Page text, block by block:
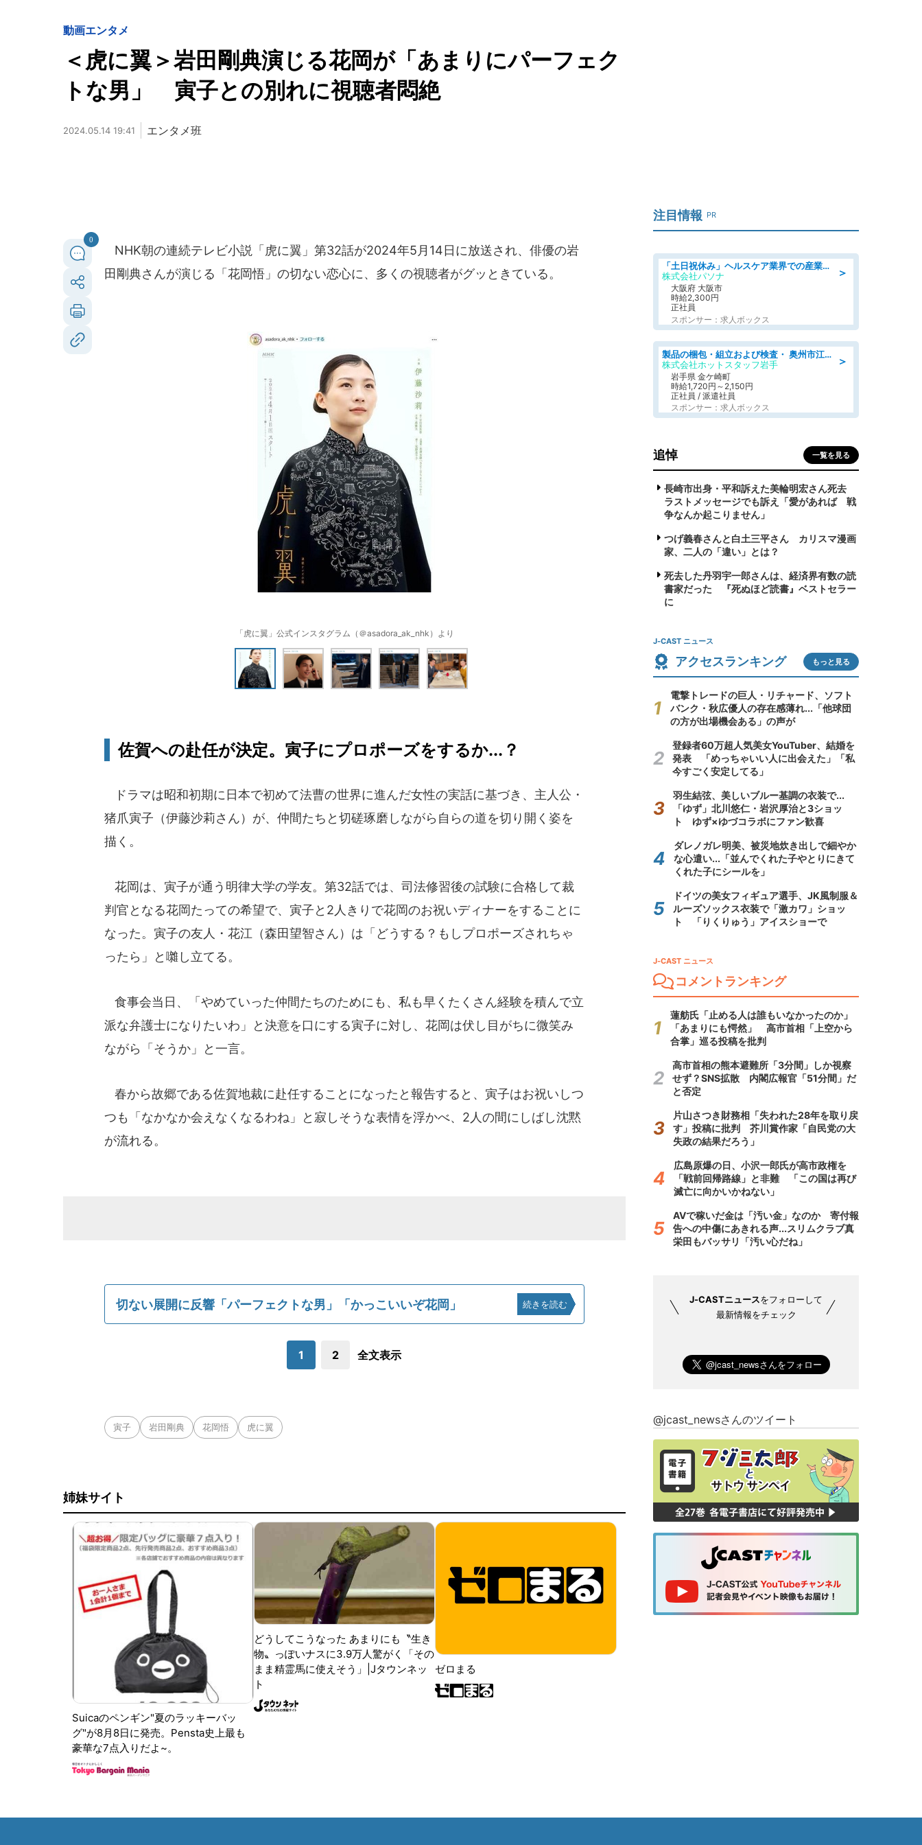
動画エンタメ
＜虎に翼＞岩田剛典演じる花岡が「あまりにパーフェク
トな男」 寅子との別れに視聴者悶絶
2024.05.14 19:41 エンタメ班
0
NHK朝の連続テレビ小説「虎に翼」第32話が2024年5月14日に放送され、俳優の岩
田剛典さんが演じる「花岡悟」の切ない恋心に、多くの視聴者がグッときている。
「虎に翼」公式インスタグラム（＠asadora_ak_nhk）より
佐賀への赴任が決定。寅子にプロポーズをするか...？
ドラマは昭和初期に日本で初めて法曹の世界に進んだ女性の実話に基づき、主人公・
猪爪寅子（伊藤沙莉さん）が、仲間たちと切磋琢磨しながら自らの道を切り開く姿を
描く。
花岡は、寅子が通う明律大学の学友。第32話では、司法修習後の試験に合格して裁
判官となる花岡たっての希望で、寅子と2人きりで花岡のお祝いディナーをすることに
なった。寅子の友人・花江（森田望智さん）は「どうする？もしプロポーズされちゃ
ったら」と囃し立てる。
食事会当日、「やめていった仲間たちのためにも、私も早くたくさん経験を積んで立
派な弁護士になりたいわ」と決意を口にする寅子に対し、花岡は伏し目がちに微笑み
ながら「そうか」と一言。
春から故郷である佐賀地裁に赴任することになったと報告すると、寅子はお祝いしつ
つも「なかなか会えなくなるわね」と寂しそうな表情を浮かべ、2人の間にしばし沈黙
が流れる。
切ない展開に反響「パーフェクトな男」「かっこいいぞ花岡」 続きを読む
1 2 全文表示
寅子 岩田剛典 花岡悟 虎に翼
姉妹サイト
Suicaのペンギン"夏のラッキーバッ
グ"が8月8日に発売。Pensta史上最も
豪華な7点入りだよ~。
どうしてこうなった あまりにも〝生き
物〟っぽいナスに3.9万人驚がく「その
まま精霊馬に使えそう」|Jタウンネッ
ト
ゼロまる
注目情報 PR
＞
「土日祝休み」ヘルスケア業界での産業保健師業務/看護師/高時給/要資格:正看護師
株式会社パソナ
大阪府 大阪市
時給2,300円
正社員
スポンサー：求人ボックス
＞
製品の梱包・組立および検査・ 奥州市江刺/大手企業で長期安定 梱包・検査・組立/半年経過毎に5万円の報奨金有
株式会社ホットスタッフ岩手
岩手県 金ケ崎町
時給1,720円～2,150円
正社員 / 派遣社員
スポンサー：求人ボックス
追悼 一覧を見る
長崎市出身・平和訴えた美輪明宏さん死去
ラストメッセージでも訴え「愛があれば 戦
争なんか起こりません」
つげ義春さんと白土三平さん カリスマ漫画
家、二人の「違い」とは？
死去した丹羽宇一郎さんは、経済界有数の読
書家だった 『死ぬほど読書』ベストセラー
に
J-CAST ニュース
アクセスランキング もっと見る
電撃トレードの巨人・リチャード、ソフト
バンク・秋広優人の存在感薄れ...「他球団
の方が出場機会ある」の声が
登録者60万超人気美女YouTuber、結婚を
発表 「めっちゃいい人に出会えた」「私
今すごく安定してる」
羽生結弦、美しいブルー基調の衣装で...
「ゆず」北川悠仁・岩沢厚治と3ショッ
ト ゆず×ゆづコラボにファン歓喜
ダレノガレ明美、被災地炊き出しで細やか
な心遣い...「並んでくれた子やとりにきて
くれた子にシールを」
ドイツの美女フィギュア選手、JK風制服＆
ルーズソックス衣装で「激カワ」ショッ
ト 「りくりゅう」アイスショーで
J-CAST ニュース
コメントランキング
蓮舫氏「止める人は誰もいなかったのか」
「あまりにも愕然」 高市首相「上空から
合掌」巡る投稿を批判
高市首相の熊本避難所「3分間」しか視察
せず？SNS拡散 内閣広報官「51分間」だ
と否定
片山さつき財務相「失われた28年を取り戻
す」投稿に批判 芥川賞作家「自民党の大
失政の結果だろう」
広島原爆の日、小沢一郎氏が高市政権を
「戦前回帰路線」と非難 「この国は再び
滅亡に向かいかねない」
AVで稼いだ金は「汚い金」なのか 寄付報
告への中傷にあきれる声...スリムクラブ真
栄田もバッサリ「汚い心だね」
J-CASTニュースをフォローして
最新情報をチェック
@jcast_newsさんのツイート